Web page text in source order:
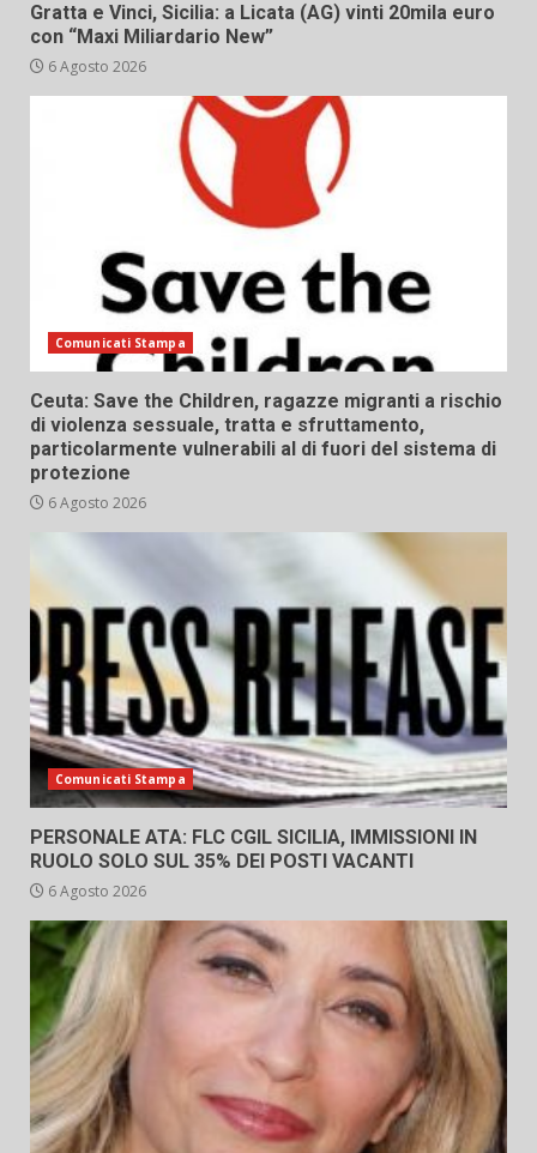
Gratta e Vinci, Sicilia: a Licata (AG) vinti 20mila euro
con “Maxi Miliardario New”
6 Agosto 2026
Comunicati Stampa
Ceuta: Save the Children, ragazze migranti a rischio
di violenza sessuale, tratta e sfruttamento,
particolarmente vulnerabili al di fuori del sistema di
protezione
6 Agosto 2026
Comunicati Stampa
PERSONALE ATA: FLC CGIL SICILIA, IMMISSIONI IN
RUOLO SOLO SUL 35% DEI POSTI VACANTI
6 Agosto 2026